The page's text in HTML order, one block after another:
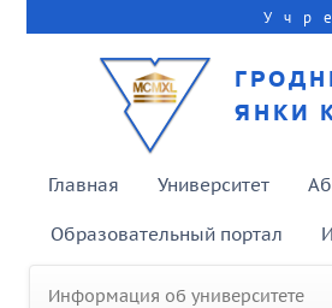
ЯНКИ
Главная Университет
Образовательный портал
Информация об университете